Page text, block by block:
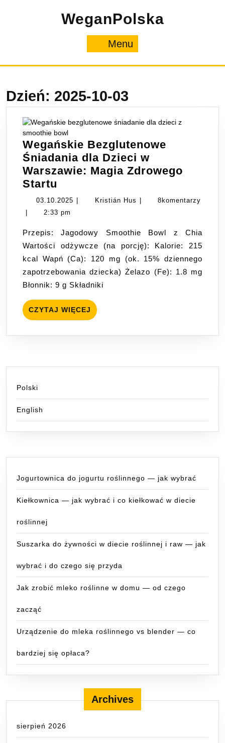
WeganPolska
Menu
Dzień: 2025-10-03
Wegańskie Bezglutenowe
Śniadania dla Dzieci w
Warszawie: Magia Zdrowego
Startu
Bezglutenowe
Śniadania
Dzieci
w
Warszawie:
Magia
Zdrowego
Startu
03.10.2025 03.10.2025Kristián Hus Kristián8komentarzy
2:33 pm
Przepis: Jagodowy Smoothie Bowl z Chia
Wartości odżywcze (na porcję): Kalorie: 215
kcal Wapń (Ca): 120 mg (ok. 15% dziennego
zapotrzebowania dziecka) Żelazo (Fe): 1.8 mg
Błonnik: 9 g Składniki
CZYTAJ WIĘCEJ CZYTAJ
WIĘCEJ
Polski
English
Jogurtownica do jogurtu roślinnego — jak wybrać
Kiełkownica — jak wybrać i co kiełkować w diecie
roślinnej
Suszarka do żywności w diecie roślinnej i raw — jak
wybrać i do czego się przyda
Jak zrobić mleko roślinne w domu — od czego
zacząć
Urządzenie do mleka roślinnego vs blender — co
bardziej się opłaca?
Archives
sierpień 2026